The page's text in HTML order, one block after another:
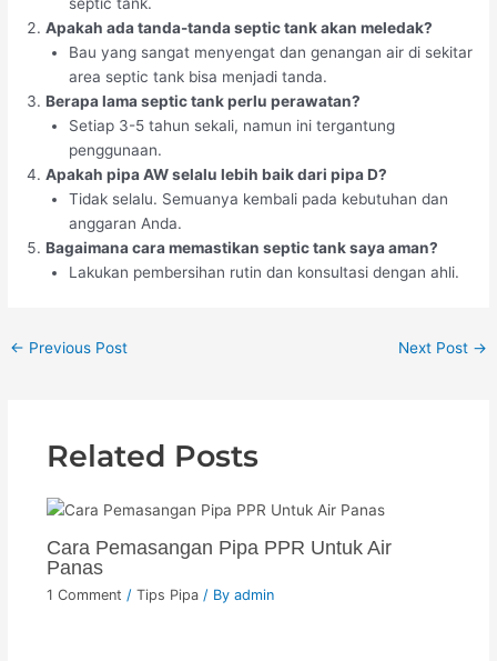
Apakah ada tanda-tanda septic tank akan meledak?
Bau yang sangat menyengat dan genangan air di sekitar
area septic tank bisa menjadi tanda.
Berapa lama septic tank perlu perawatan?
Setiap 3-5 tahun sekali, namun ini tergantung
penggunaan.
Apakah pipa AW selalu lebih baik dari pipa D?
Tidak selalu. Semuanya kembali pada kebutuhan dan
anggaran Anda.
Bagaimana cara memastikan septic tank saya aman?
Lakukan pembersihan rutin dan konsultasi dengan ahli.
← Previous Post Next Post →
Related Posts
Cara Pemasangan Pipa PPR Untuk Air
Panas
1 Comment / Tips Pipa/ By admin